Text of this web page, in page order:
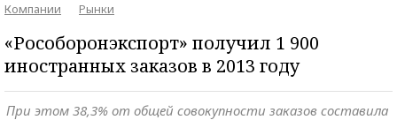
Компании
Рынки
«Рособоронэкспорт» получил 1 900
иностранных заказов в 2013 году
При этом 38,3% от общей совокупности заказов составила